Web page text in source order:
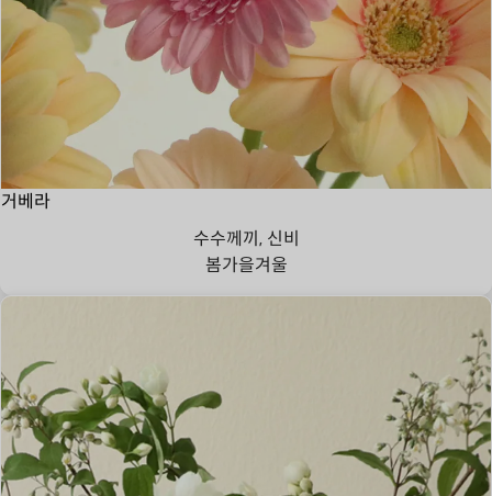
거베라
수수께끼, 신비
봄가을겨울